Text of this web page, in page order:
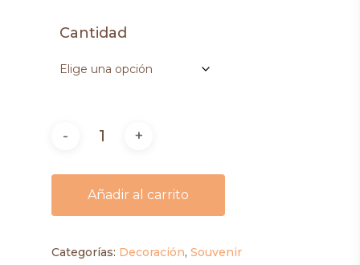
Cantidad
Añadir al carrito
Categorías: Decoración, Souvenir